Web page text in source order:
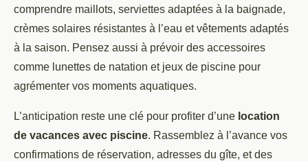
comprendre maillots, serviettes adaptées à la baignade,
crèmes solaires résistantes à l’eau et vêtements adaptés
à la saison. Pensez aussi à prévoir des accessoires
comme lunettes de natation et jeux de piscine pour
agrémenter vos moments aquatiques.
L’anticipation reste une clé pour profiter d’une location
de vacances avec piscine. Rassemblez à l’avance vos
confirmations de réservation, adresses du gîte, et des